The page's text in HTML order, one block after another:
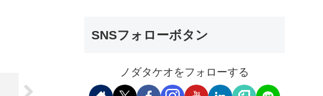
SNSフォローボタン
ノダタケオをフォローする